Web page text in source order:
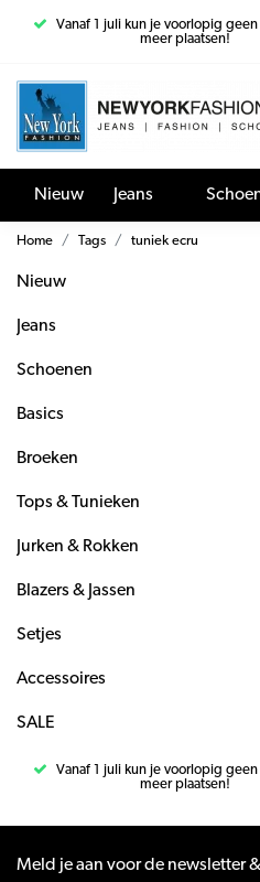
Vanaf 1 juli kun je voorlopig
meer plaatsen!
Nieuw Jeans
Home Tags tuniek ecru
Nieuw
Jeans
Schoenen
Basics
Broeken
Tops & Tunieken
Jurken & Rokken
Blazers & Jassen
Setjes
Accessoires
SALE
Vanaf 1 juli kun je voorlopig
meer plaatsen!
Meld je aan voor de newsletter